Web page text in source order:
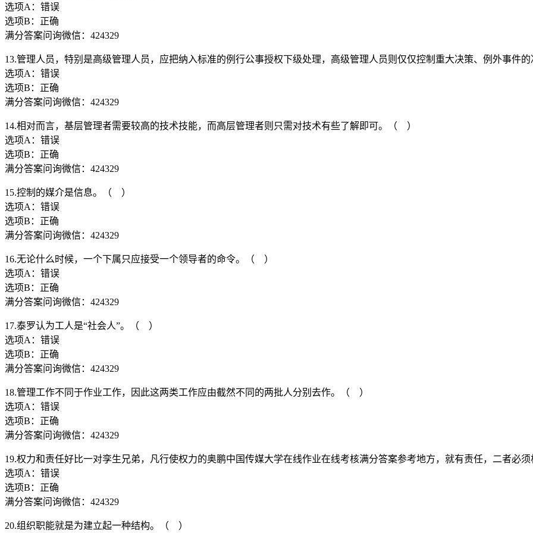
选项A：错误
选项B：正确
满分答案问询微信：424329
13.管理人员，特别是高级管理人员，应把纳入标准的例行公事授权下级处理，高级管理人员则仅仅控制重大决策、例外事件
选项A：错误
选项B：正确
满分答案问询微信：424329
14.相对而言，基层管理者需要较高的技术技能，而高层管理者则只需对技术有些了解即可。（ ）
选项A：错误
选项B：正确
满分答案问询微信：424329
15.控制的媒介是信息。（ ）
选项A：错误
选项B：正确
满分答案问询微信：424329
16.无论什么时候，一个下属只应接受一个领导者的命令。（ ）
选项A：错误
选项B：正确
满分答案问询微信：424329
17.泰罗认为工人是“社会人”。（ ）
选项A：错误
选项B：正确
满分答案问询微信：424329
18.管理工作不同于作业工作，因此这两类工作应由截然不同的两批人分别去作。（ ）
选项A：错误
选项B：正确
满分答案问询微信：424329
19.权力和责任好比一对孪生兄弟，凡行使权力的奥鹏中国传媒大学在线作业在线考核满分答案参考地方，就有责任，二者必
选项A：错误
选项B：正确
满分答案问询微信：424329
20.组织职能就是为建立起一种结构。（ ）